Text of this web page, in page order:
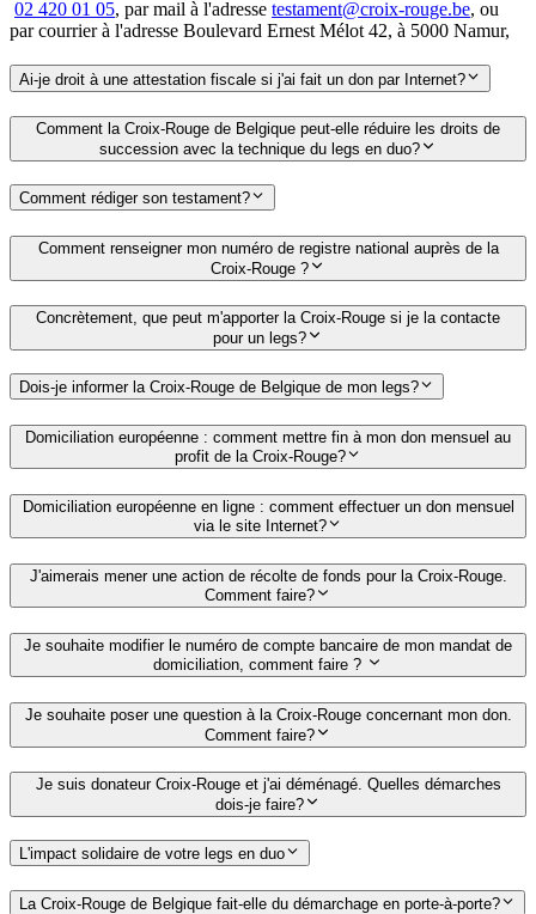
02 420 01 05, par mail à l'adresse testament@croix-rouge.be, ou
par courrier à l'adresse Boulevard Ernest Mélot 42, à 5000 Namur,
Ai-je droit à une attestation fiscale si j'ai fait un don par Internet?
Comment la Croix-Rouge de Belgique peut-elle réduire les droits de
succession avec la technique du legs en duo?
Comment rédiger son testament?
Comment renseigner mon numéro de registre national auprès de la
Croix-Rouge ?
Concrètement, que peut m'apporter la Croix-Rouge si je la contacte
pour un legs?
Dois-je informer la Croix-Rouge de Belgique de mon legs?
Domiciliation européenne : comment mettre fin à mon don mensuel au
profit de la Croix-Rouge?
Domiciliation européenne en ligne : comment effectuer un don mensuel
via le site Internet?
J'aimerais mener une action de récolte de fonds pour la Croix-Rouge.
Comment faire?
Je souhaite modifier le numéro de compte bancaire de mon mandat de
domiciliation, comment faire ?
Je souhaite poser une question à la Croix-Rouge concernant mon don.
Comment faire?
Je suis donateur Croix-Rouge et j'ai déménagé. Quelles démarches
dois-je faire?
L'impact solidaire de votre legs en duo
La Croix-Rouge de Belgique fait-elle du démarchage en porte-à-porte?